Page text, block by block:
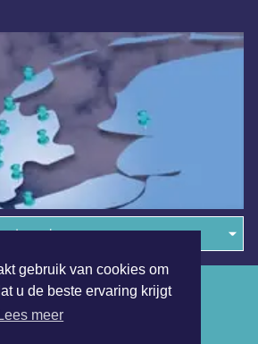
gebruik van cookies om
u de beste ervaring krijgt
Lees meer
de regio